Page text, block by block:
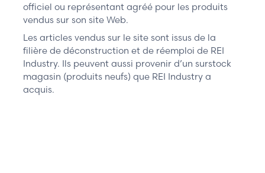
officiel ou représentant agréé pour les produits
vendus sur son site Web.
Les articles vendus sur le site sont issus de la
filière de déconstruction et de réemploi de REI
Industry. Ils peuvent aussi provenir d’un surstock
magasin (produits neufs) que REI Industry a
acquis.